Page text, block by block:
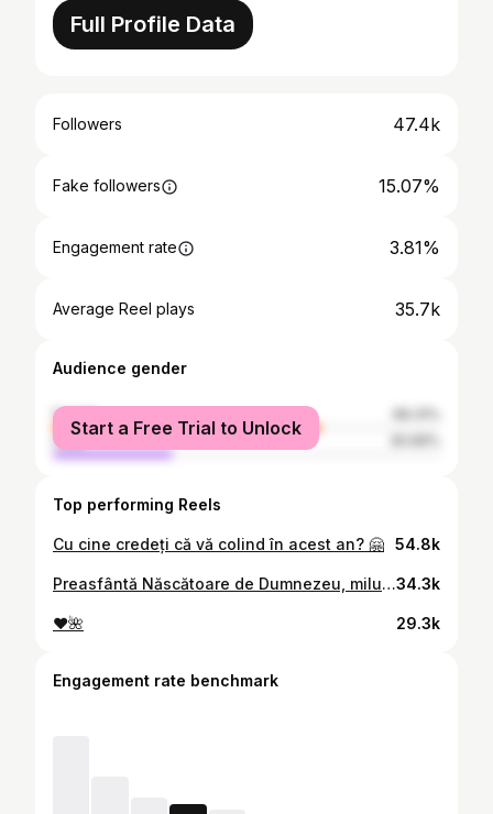
Full Profile Data
Followers 47.4k
Fake followers 15.07%
Engagement rate 3.81%
Average Reel plays 35.7k
Audience gender
female
male
Start a Free Trial to Unlock
Top performing Reels
Cu cine credeți că vă colind în acest an? 🤗 54.8k
Preasfântă Născătoare de Dumnezeu, miluiește-ne pe noi! 🕯️🩵34.3k
❤️🌺 29.3k
Engagement rate benchmark